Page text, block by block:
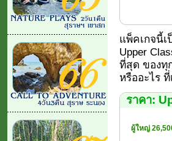
แพ็คเกจนี้เ
Upper
ที่สุด ของทุ
หรืออะไร
ราคา:
ผู้ใหญ่